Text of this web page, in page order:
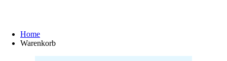
Home
Warenkorb